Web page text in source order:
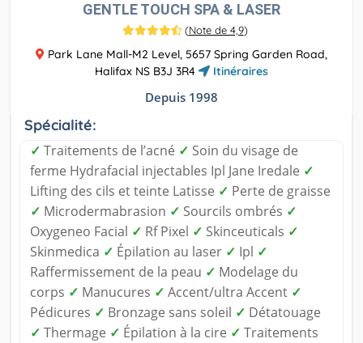
GENTLE TOUCH SPA & LASER
(Note de 4,9)
Park Lane Mall-M2 Level, 5657 Spring Garden Road,
Halifax NS B3J 3R4
Itinéraires
Depuis 1998
Spécialité:
✓ Traitements de l’acné ✓ Soin du visage de
ferme Hydrafacial injectables Ipl Jane Iredale ✓
Lifting des cils et teinte Latisse ✓ Perte de graisse
✓ Microdermabrasion ✓ Sourcils ombrés ✓
Oxygeneo Facial ✓ Rf Pixel ✓ Skinceuticals ✓
Skinmedica ✓ Épilation au laser ✓ Ipl ✓
Raffermissement de la peau ✓ Modelage du
corps ✓ Manucures ✓ Accent/ultra Accent ✓
Pédicures ✓ Bronzage sans soleil ✓ Détatouage
✓ Thermage ✓ Épilation à la cire ✓ Traitements